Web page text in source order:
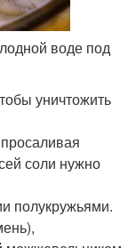
воде под
уничтожить
соли нужно
полукружьями.